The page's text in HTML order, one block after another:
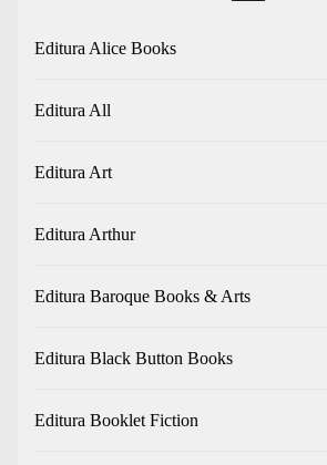
Editura Alice Books
Editura All
Editura Art
Editura Arthur
Editura Baroque Books & Arts
Editura Black Button Books
Editura Booklet Fiction